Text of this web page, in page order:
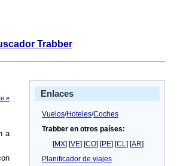
Trabber
»
a
Enlaces
Vuelos/Hoteles/Coches
Trabber en otros países:
[MX] [VE] [CO] [PE] [CL] [AR]
Planificador de viajes